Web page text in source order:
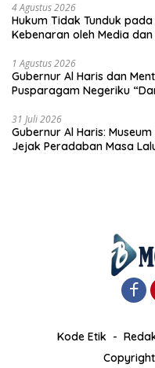
4 Agustus 2026
Hukum Tidak Tunduk
Kebenaran oleh Media dan
1 Agustus 2026
Gubernur Al Haris dan
Pusparagam Negeriku
31 Juli 2026
Gubernur Al Haris:
Jejak Peradaban Masa
Kode Etik